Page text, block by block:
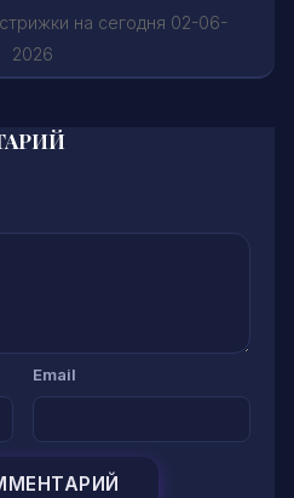
на сегодня 02-06-
2026
Email